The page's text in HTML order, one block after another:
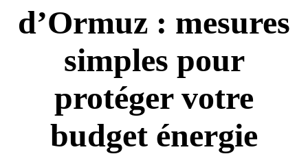
d’Ormuz : mesures
simples pour
protéger votre
budget énergie